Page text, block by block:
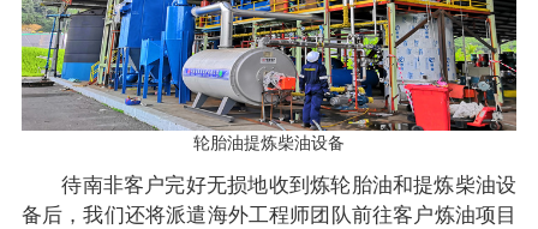
轮胎油提炼柴油设备
待南非客户完好无损地收到炼轮胎油和提炼柴油设
备后，我们还将派遣海外工程师团队前往客户炼油项目